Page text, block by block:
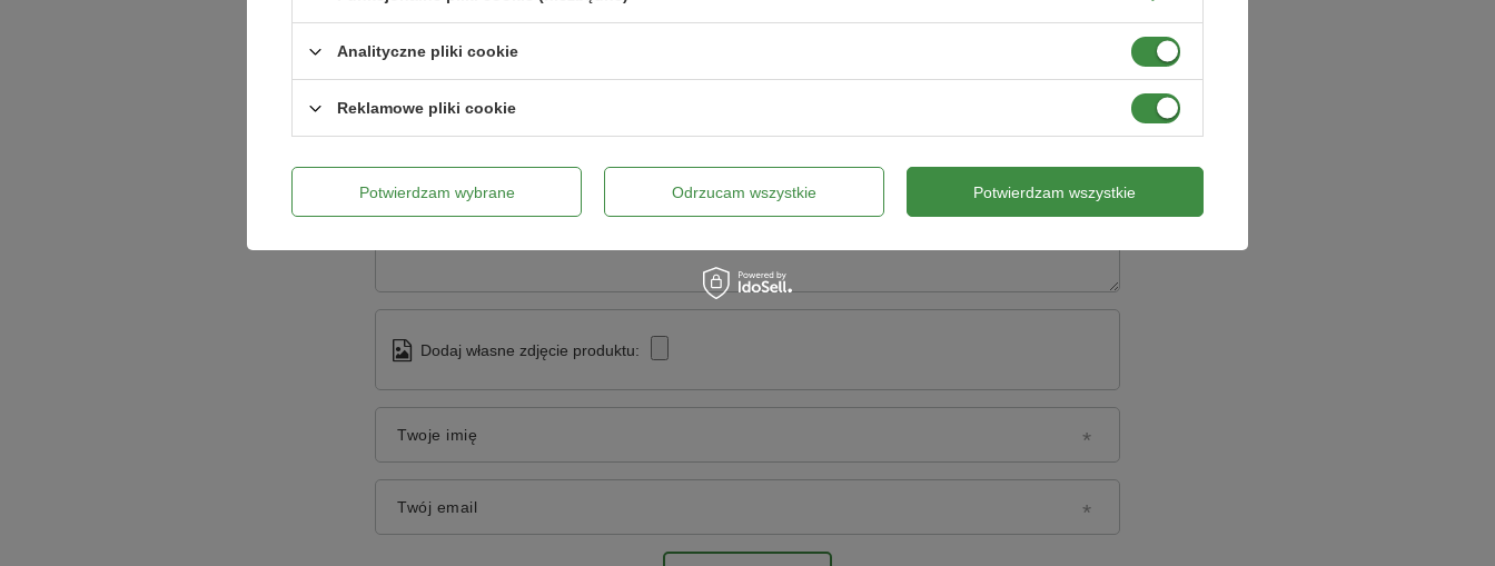
5/5
Dodaj własne zdjęcie produktu:
Twoje imię
Twój email
Analityczne pliki cookie
Reklamowe pliki cookie
Potwierdzam wybrane Odrzucam wszystkie Potwierdzam wszystkie